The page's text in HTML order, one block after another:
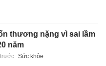
thương nặng vì sai lầm
năm
Sức khỏe